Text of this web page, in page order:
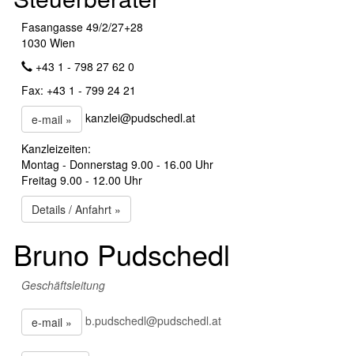
Fasangasse 49/2/27+28
1030 Wien
+43 1 - 798 27 62 0
Fax: +43 1 - 799 24 21
e-mail »
kanzlei@pudschedl.at
Kanzleizeiten:
Montag - Donnerstag 9.00 - 16.00 Uhr
Freitag 9.00 - 12.00 Uhr
Details / Anfahrt »
Bruno Pudschedl
Geschäftsleitung
e-mail » b.pudschedl@pudschedl.at